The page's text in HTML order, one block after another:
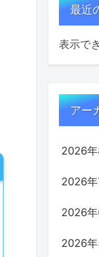
最近
表示で
アー
2026年
2026年
2026年
2026年